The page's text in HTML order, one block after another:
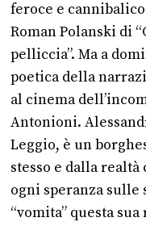
feroce e
Roman Polanski di
pelliccia”. Ma a
poetica della
al cinema
Antonioni.
Leggio, è un
stesso e dalla
ogni speranza sulle
“vomita” questa